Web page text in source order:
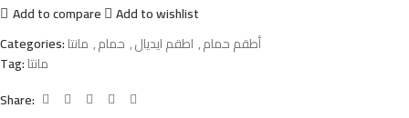
Add to compare
Add to wishlist
Categories:
أطقم حمام, اطقم ايديال, حمام, مانتا
Tag:مانتا
Share: